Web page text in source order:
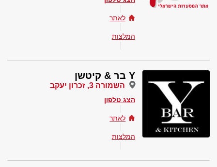
לאתר
המלצות
Y בר & קיטשן
השמורה 3, זכרון יעקב
הצג טלפון
לאתר
המלצות